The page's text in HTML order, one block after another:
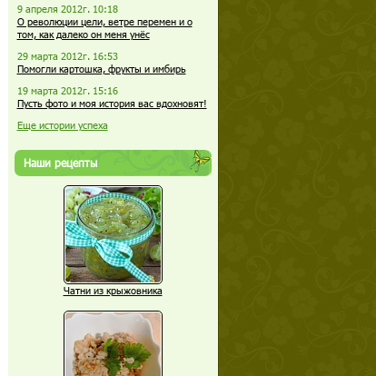
9 апреля 2012г. 10:18
О революции цели, ветре перемен и о
том, как далеко он меня унёс
29 марта 2012г. 16:53
Помогли картошка, фрукты и имбирь
19 марта 2012г. 15:16
Пусть фото и моя история вас вдохновят!
Еще истории успеха
Наши рецепты
Чатни из крыжовника